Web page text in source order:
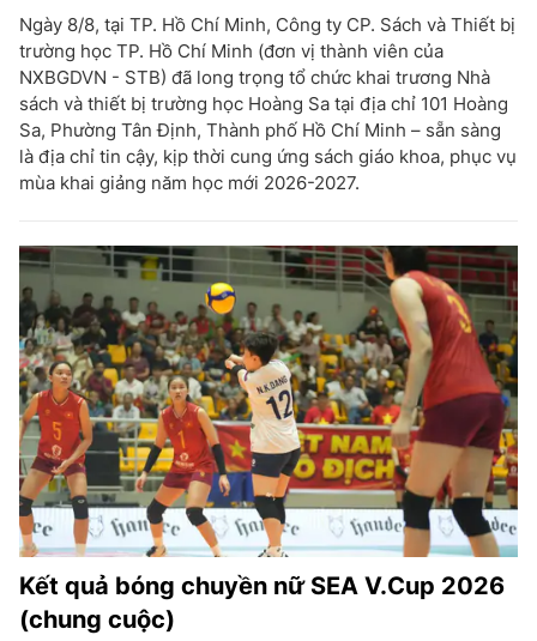
Ngày 8/8, tại TP. Hồ Chí Minh, Công ty CP. Sách và Thiết bị
trường học TP. Hồ Chí Minh (đơn vị thành viên của
NXBGDVN - STB) đã long trọng tổ chức khai trương Nhà
sách và thiết bị trường học Hoàng Sa tại địa chỉ 101 Hoàng
Sa, Phường Tân Định, Thành phố Hồ Chí Minh – sẵn sàng
là địa chỉ tin cậy, kịp thời cung ứng sách giáo khoa, phục vụ
mùa khai giảng năm học mới 2026-2027.
Kết quả bóng chuyền nữ SEA V.Cup 2026
(chung cuộc)